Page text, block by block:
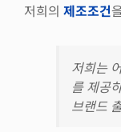
저희의 제조조건
저희는
를 제공
브랜드